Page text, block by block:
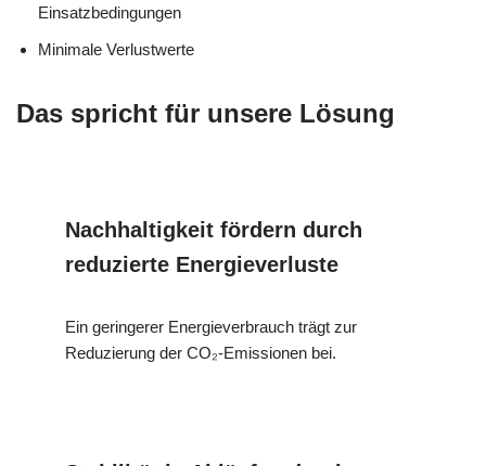
Einsatzbedingungen
Minimale Verlustwerte
Das spricht für unsere Lösung
Nachhaltigkeit fördern durch
reduzierte Energieverluste
Ein geringerer Energieverbrauch trägt zur
Reduzierung der CO₂-Emissionen bei.